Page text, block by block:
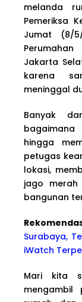
melanda
Pemeriksa
Jumat (8/
Jakarta
karena
meninggal
Banyak
hingga
petugas
lokasi,
jago
bangunan
Surabaya,
iWatch
Mari kita
mengambil